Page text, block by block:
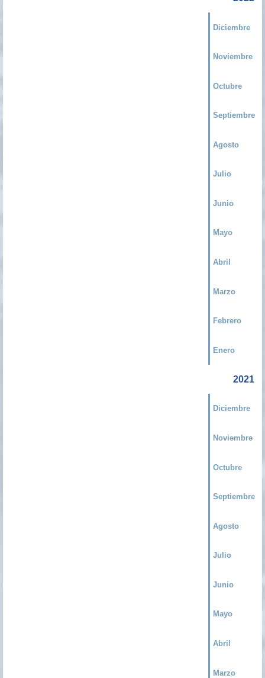
Diciembre
Noviembre
Octubre
Septiembre
Agosto
Julio
Junio
Mayo
Abril
Marzo
Febrero
Enero
2021
Diciembre
Noviembre
Octubre
Septiembre
Agosto
Julio
Junio
Mayo
Abril
Marzo